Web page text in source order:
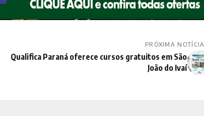
PRÓXIMA NOTÍCIA
Qualifica Paraná oferece cursos gratuitos em São
João do Ivaí